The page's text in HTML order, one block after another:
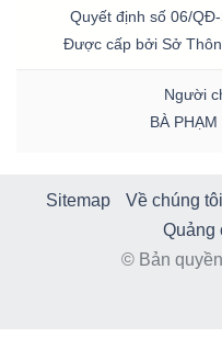
Quyết định số 06/
Được cấp bởi Sở
Người
BÀ
Sitemap Về chúng tôi
Quảng
© Bản